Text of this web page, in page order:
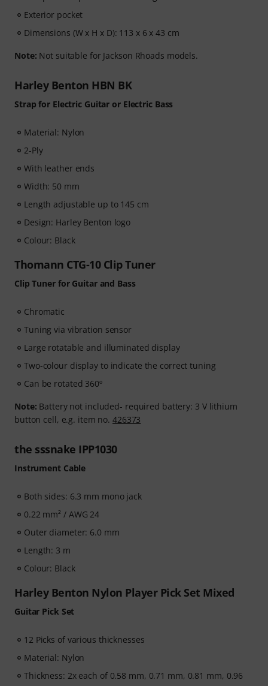
Exterior pocket
Dimensions (W x H x D): 113 x 6 x 43 cm
Note: Not suitable for Jackson Rhoads models.
Harley Benton HBN BK
Strap for Electric Guitar or Electric Bass
Material: Nylon
2-Ply
With leather ends
Width: 50 mm
Length adjustable up to 145 cm
Design: Harley Benton logo
Colour: Black
Thomann CTG-10 Clip Tuner
Clip Tuner for Guitar and Bass
Chromatic
Tuning via vibration sensor
Large rotatable and illuminated display
Two-colour display to indicate the correct tuning
Can be rotated 360º
Note: Battery not included- required battery: 3 V lithium
button cell, e.g. item no.426373
the sssnake IPP1030
Instrument Cable
Both sides: 6.3 mm mono jack
0.22 mm² / AWG 24
Outer diameter: 6.0 mm
Length: 3 m
Colour: Black
Harley Benton Nylon Player Pick Set Mixed
Guitar Pick Set
12 Picks of various thicknesses
Material: Nylon
Thickness: 2x each of 0.58 mm, 0.71 mm, 0.81 mm, 0.96